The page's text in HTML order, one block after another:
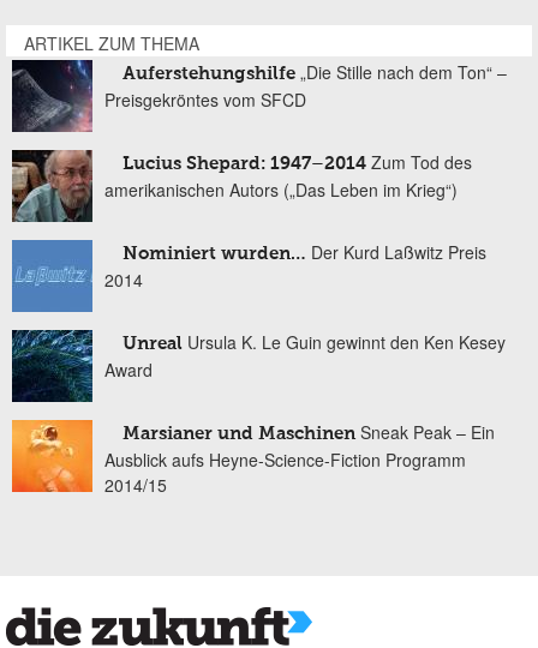
ARTIKEL ZUM THEMA
Auferstehungshilfe „Die Stille nach dem Ton“ –
Preisgekröntes vom SFCD
Lucius Shepard: 1947–2014 Zum Tod des
amerikanischen Autors („Das Leben im Krieg“)
Nominiert wurden… Der Kurd Laßwitz Preis
2014
Unreal Ursula K. Le Guin gewinnt den Ken Kesey
Award
Marsianer und Maschinen Sneak Peak – Ein
Ausblick aufs Heyne-Science-Fiction Programm
2014/15